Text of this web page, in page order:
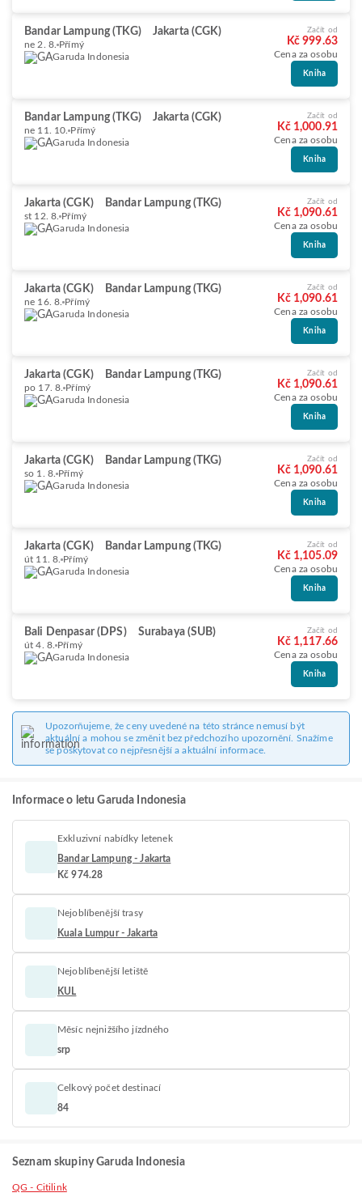
Bandar Lampung (TKG) Jakarta (CGK)
ne 2. 8. Přímý
Garuda Indonesia
Začít od
Kč 999.63
Cena za osobu
Kniha
Bandar Lampung (TKG) Jakarta (CGK)
ne 11. 10. Přímý
Garuda Indonesia
Začít od
Kč 1,000.91
Cena za osobu
Kniha
Jakarta (CGK) Bandar Lampung (TKG)
st 12. 8. Přímý
Garuda Indonesia
Začít od
Kč 1,090.61
Cena za osobu
Kniha
Jakarta (CGK) Bandar Lampung (TKG)
ne 16. 8. Přímý
Garuda Indonesia
Začít od
Kč 1,090.61
Cena za osobu
Kniha
Jakarta (CGK) Bandar Lampung (TKG)
po 17. 8. Přímý
Garuda Indonesia
Začít od
Kč 1,090.61
Cena za osobu
Kniha
Jakarta (CGK) Bandar Lampung (TKG)
so 1. 8. Přímý
Garuda Indonesia
Začít od
Kč 1,090.61
Cena za osobu
Kniha
Jakarta (CGK) Bandar Lampung (TKG)
út 11. 8. Přímý
Garuda Indonesia
Začít od
Kč 1,105.09
Cena za osobu
Kniha
Bali Denpasar (DPS) Surabaya (SUB)
út 4. 8. Přímý
Garuda Indonesia
Začít od
Kč 1,117.66
Cena za osobu
Kniha
Upozorňujeme, že ceny uvedené na této stránce nemusí být
aktuální a mohou se změnit bez předchozího upozornění. Snažíme
se poskytovat co nejpřesnější a aktuální informace.
Informace o letu Garuda Indonesia
Exkluzivní nabídky letenek
Bandar Lampung - Jakarta
Kč 974.28
Nejoblíbenější trasy
Kuala Lumpur - Jakarta
Nejoblíbenější letiště
KUL
Měsíc nejnižšího jízdného
srp
Celkový počet destinací
84
Seznam skupiny Garuda Indonesia
QG - Citilink